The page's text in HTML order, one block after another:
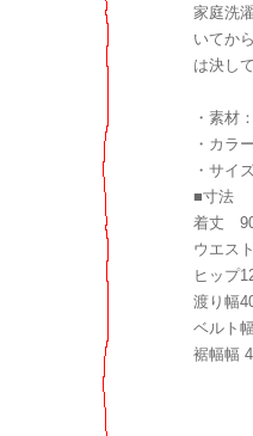
家庭洗
いてか
は決し
・素材
・カラ
・サイ
■寸法
着丈
ウエス
ヒップ
渡り幅
ベルト
裾幅幅